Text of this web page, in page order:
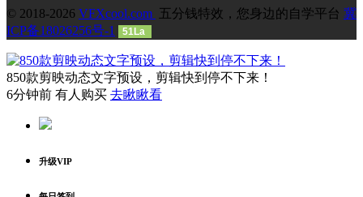
© 2018-2026 VFXcool.com 五分钱特效，您身边的自学平台 冀
ICP备18026256号-1
51La
850款剪映动态文字预设，剪辑快到停不下来！
6分钟前 有人购买 去瞅瞅看
升级VIP